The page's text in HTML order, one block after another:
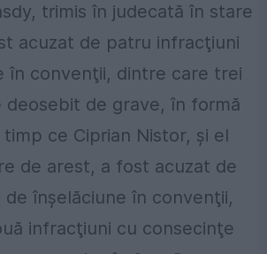
trimis în judecată în stare
acuzat de patru infracţiuni
în convenţii, dintre care trei
deosebit de grave, în formă
ce Ciprian Nistor, şi el
de arest, a fost acuzat de
înşelăciune în convenţii,
infracţiuni cu consecinţe